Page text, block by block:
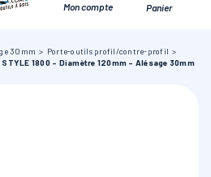
Mon compte Panier
& DISQUES
30mm
Porte-outils profil/contre-profil
STYLE 1800 - Diamètre 120mm - Alésage 30mm